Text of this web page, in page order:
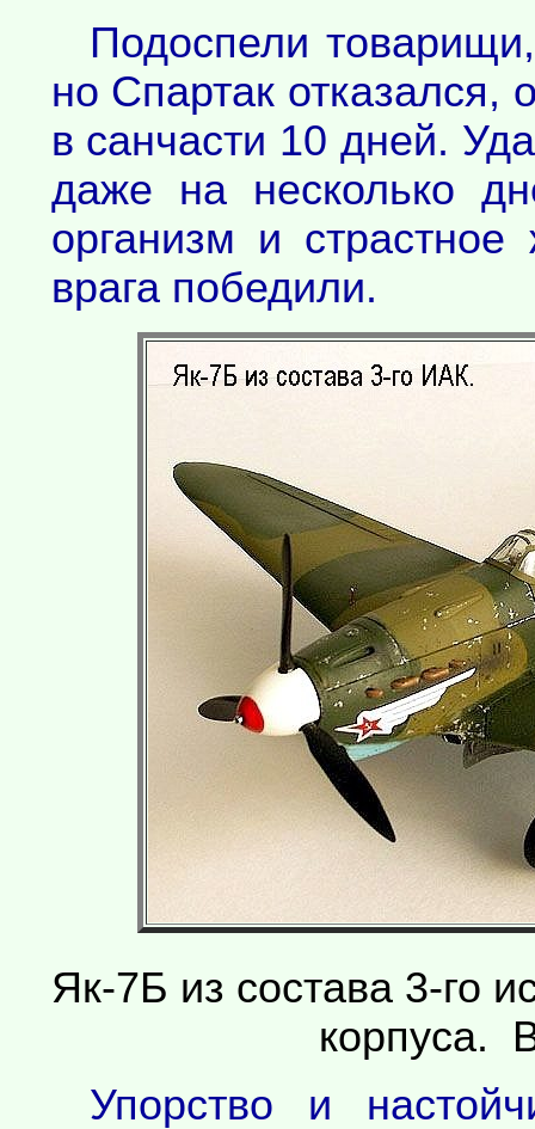
Подоспели
но Спартак отказался,
в санчасти 10 дней.
даже на несколько
организм и
врага победили.
Як-7Б из состава 3-го
корпуса.
Упорство и